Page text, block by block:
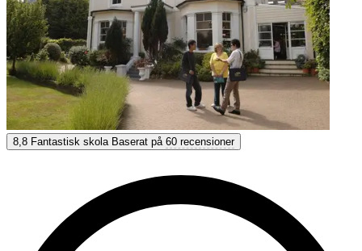
ST Giles Eastbourne
8,8 Fantastisk Baserat på 60 recensioner
Få personlig rådgivning
8,8 Fantastisk skola Baserat på 60 recensioner